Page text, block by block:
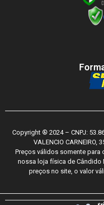
Copyright ® 2024 – CNPJ:
VALENCIO CARNEIRO,
Preços válidos somente para
nossa loja física de Cândido
preços no site, o valor